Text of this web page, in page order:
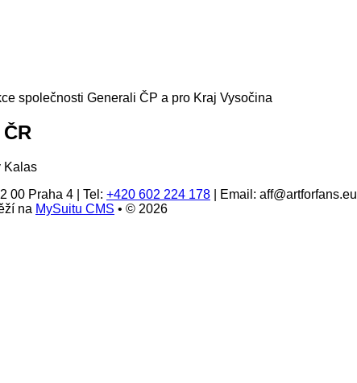
společnosti Generali ČP a pro Kraj Vysočina
Kalas
00 Praha 4 Tel: +420 602 224 178
Email: aff@artforfans.eu
na MySuitu CMS • © 2026